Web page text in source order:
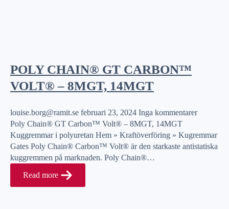
POLY CHAIN® GT CARBON™
VOLT® – 8MGT, 14MGT
louise.borg@ramit.se februari 23, 2024 Inga kommentarer
Poly Chain® GT Carbon™ Volt® – 8MGT, 14MGT
Kuggremmar i polyuretan Hem » Kraftöverföring » Kugremmar
Gates Poly Chain® Carbon™ Volt® är den starkaste antistatiska
kuggremmen på marknaden. Poly Chain®…
Read more